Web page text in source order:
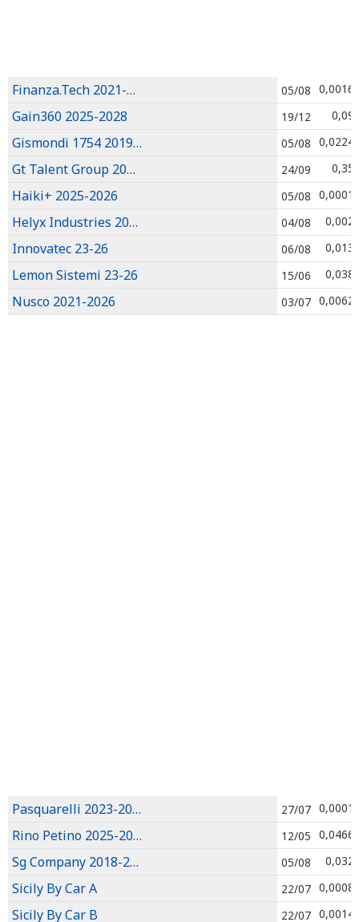
Finanza.Tech 2021-2026 05/08 0,0016
Gain360 2025-2028 19/12 0,09
Gismondi 1754 2019-2026 05/08 0,0224
Gt Talent Group 2024-2027 24/09 0,35
Haiki+ 2025-2026 05/08 0,0001
Helyx Industries 2021-2026 04/08 0,002
Innovatec 23-26 06/08 0,013
Lemon Sistemi 23-26 15/06 0,038
Nusco 2021-2026 03/07 0,0062
Pasquarelli 2023-2026 27/07 0,0001
Rino Petino 2025-2028 12/05 0,0466
Sg Company 2018-2028 05/08 0,032
Sicily By Car A 22/07 0,0008
Sicily By Car B 22/07 0,0014